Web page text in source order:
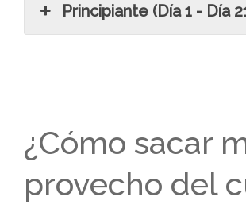
Principiante (Día 1 - Día
¿Cómo sacar
provecho del